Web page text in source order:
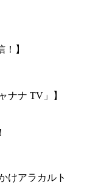
】
ナナ TV」】
けアラカルト